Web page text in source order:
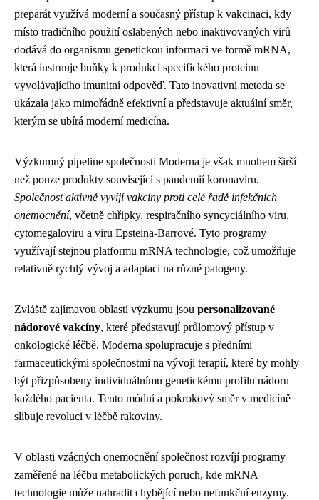
preparát využívá moderní a současný přístup k vakcinaci, kdy
místo tradičního použití oslabených nebo inaktivovaných virů
dodává do organismu genetickou informaci ve formě mRNA,
která instruuje buňky k produkci specifického proteinu
vyvolávajícího imunitní odpověď. Tato inovativní metoda se
ukázala jako mimořádně efektivní a představuje aktuální směr,
kterým se ubírá moderní medicína.
Výzkumný pipeline společnosti Moderna je však mnohem širší
než pouze produkty související s pandemií koronaviru.
Společnost aktivně vyvíjí vakcíny proti celé řadě infekčních
onemocnění, včetně chřipky, respiračního syncyciálního viru,
cytomegaloviru a viru Epsteina-Barrové. Tyto programy
využívají stejnou platformu mRNA technologie, což umožňuje
relativně rychlý vývoj a adaptaci na různé patogeny.
Zvláště zajímavou oblastí výzkumu jsou personalizované
nádorové vakcíny, které představují průlomový přístup v
onkologické léčbě. Moderna spolupracuje s předními
farmaceutickými společnostmi na vývoji terapií, které by mohly
být přizpůsobeny individuálnímu genetickému profilu nádoru
každého pacienta. Tento módní a pokrokový směr v medicíně
slibuje revoluci v léčbě rakoviny.
V oblasti vzácných onemocnění společnost rozvíjí programy
zaměřené na léčbu metabolických poruch, kde mRNA
technologie může nahradit chybějící nebo nefunkční enzymy.